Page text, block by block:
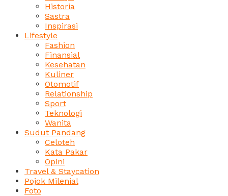
Historia
Sastra
Inspirasi
Lifestyle
Fashion
Finansial
Kesehatan
Kuliner
Otomotif
Relationship
Sport
Teknologi
Wanita
Sudut Pandang
Celoteh
Kata Pakar
Opini
Travel & Staycation
Pojok Milenial
Foto